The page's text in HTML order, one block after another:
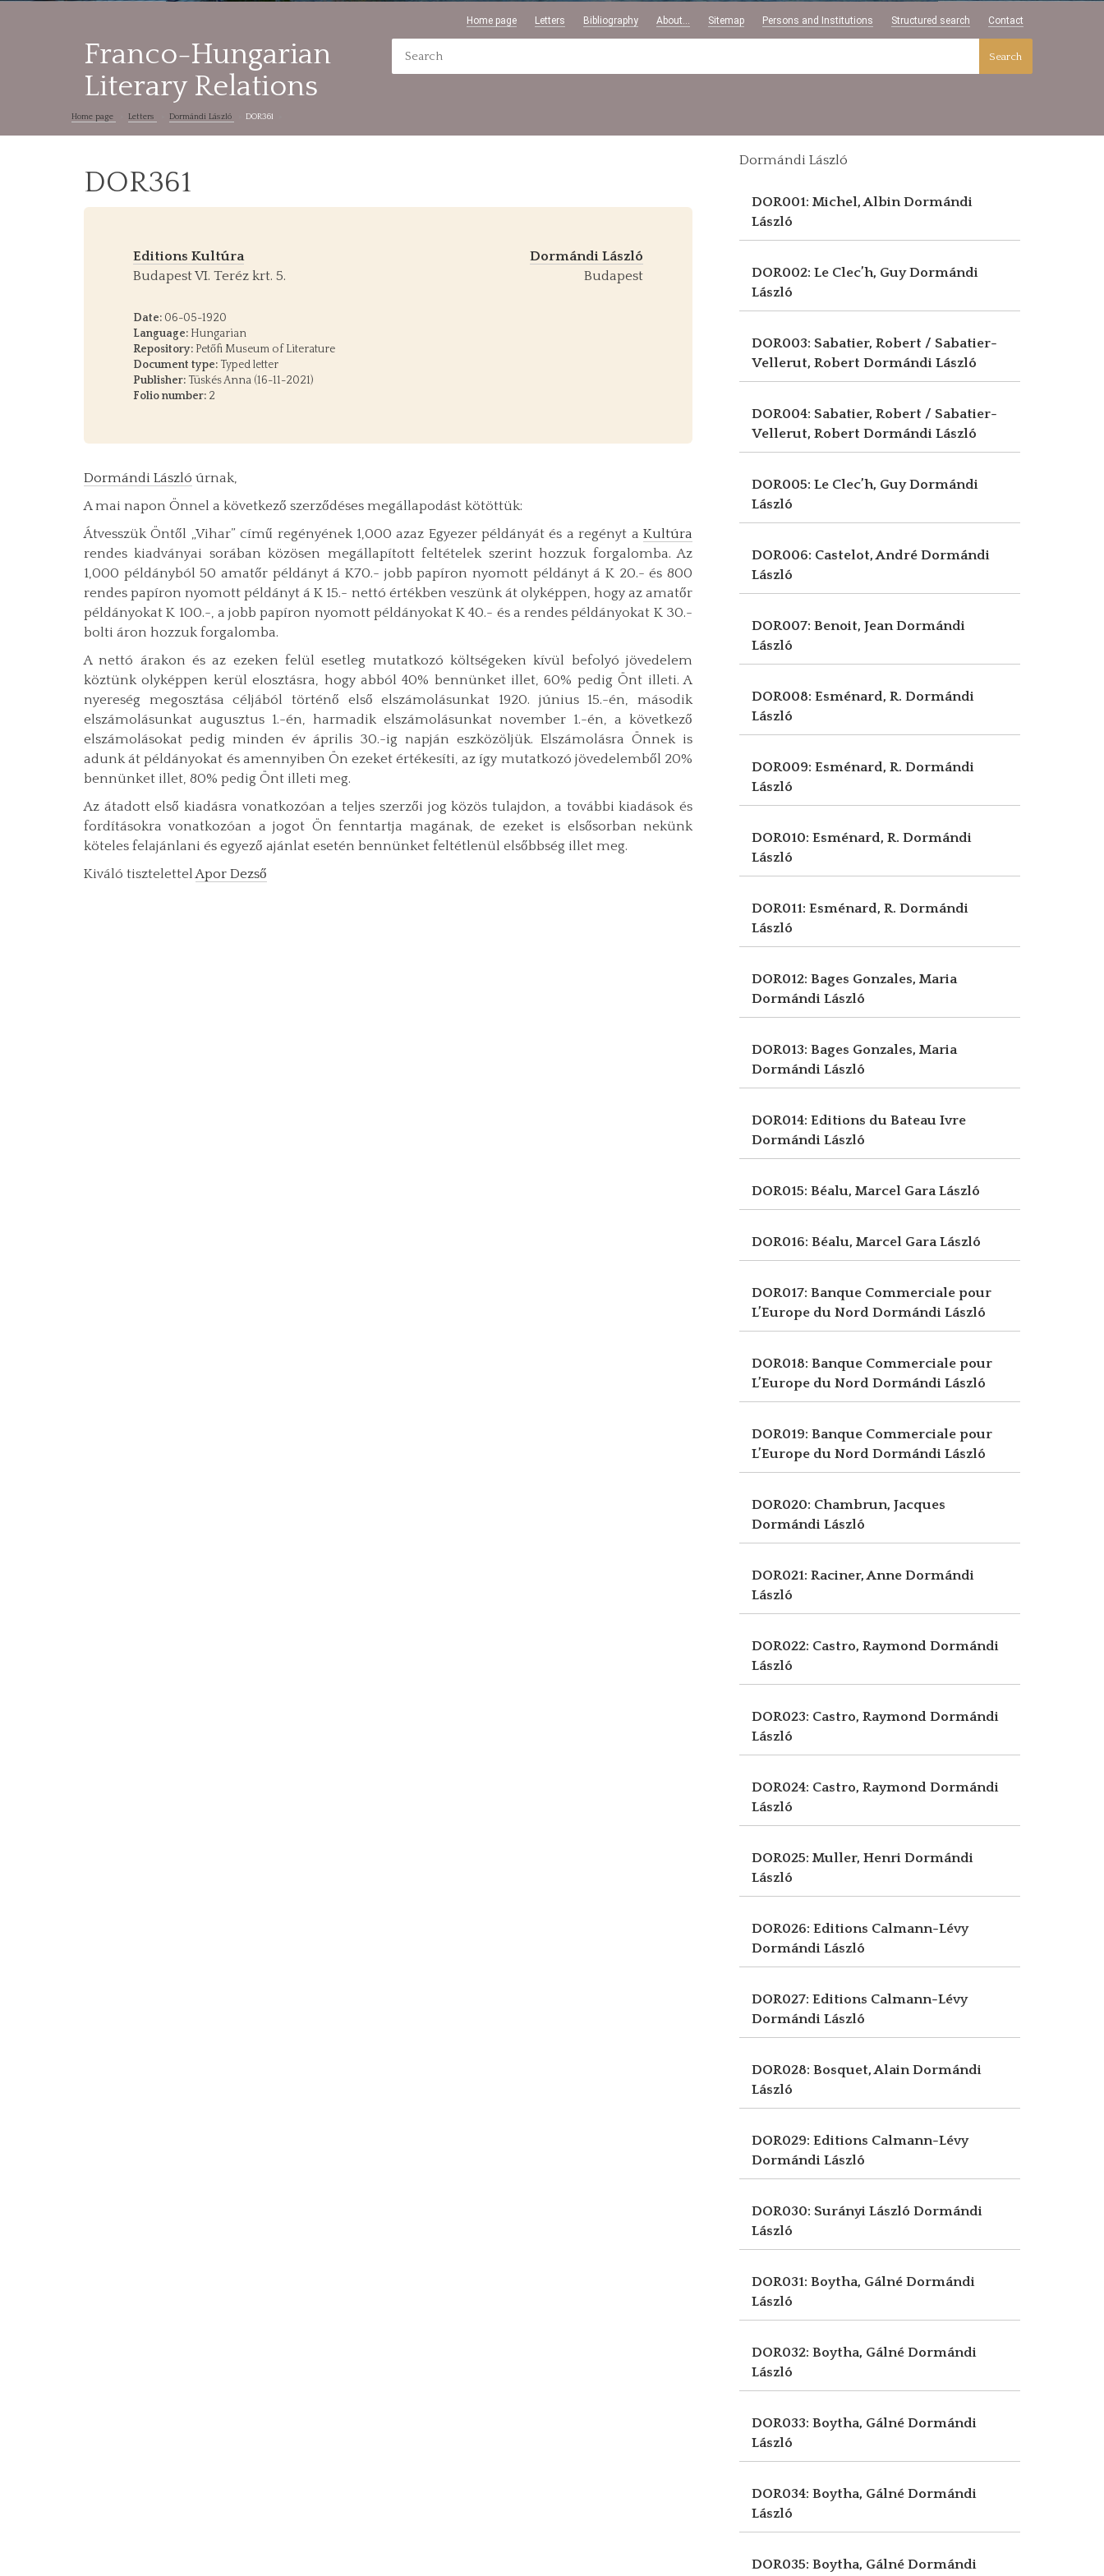
Home page Letters Bibliography About... Sitemap Persons and Institutions Structured search Contact
Franco-Hungarian
Literary Relations
Search
Home page Letters Dormándi László DOR361
DOR361
Editions Kultúra
Dormándi László
Budapest VI. Teréz krt. 5.
Budapest
Date: 06-05-1920
Language: Hungarian
Repository: Petőfi Museum of Literature
Document type: Typed letter
Publisher: Tüskés Anna (16-11-2021)
Folio number: 2
Dormándi László úrnak,
A mai napon Önnel a következő szerződéses megállapodást kötöttük:
Átvesszük Öntől „Vihar” című regényének 1,000 azaz Egyezer példányát és a regényt a Kultúra
rendes kiadványai sorában közösen megállapított feltételek szerint hozzuk forgalomba. Az
1,000 példányból 50 amatőr példányt á K70.- jobb papíron nyomott példányt á K 20.- és 800
rendes papíron nyomott példányt á K 15.- nettó értékben veszünk át olyképpen, hogy az amatőr
példányokat K 100.-, a jobb papíron nyomott példányokat K 40.- és a rendes példányokat K 30.-
bolti áron hozzuk forgalomba.
A nettó árakon és az ezeken felül esetleg mutatkozó költségeken kívül befolyó jövedelem
köztünk olyképpen kerül elosztásra, hogy abból 40% bennünket illet, 60% pedig Önt illeti. A
nyereség megosztása céljából történő első elszámolásunkat 1920. június 15.-én, második
elszámolásunkat augusztus 1.-én, harmadik elszámolásunkat november 1.-én, a következő
elszámolásokat pedig minden év április 30.-ig napján eszközöljük. Elszámolásra Önnek is
adunk át példányokat és amennyiben Ön ezeket értékesíti, az így mutatkozó jövedelemből 20%
bennünket illet, 80% pedig Önt illeti meg.
Az átadott első kiadásra vonatkozóan a teljes szerzői jog közös tulajdon, a további kiadások és
fordításokra vonatkozóan a jogot Ön fenntartja magának, de ezeket is elsősorban nekünk
köteles felajánlani és egyező ajánlat esetén bennünket feltétlenül elsőbbség illet meg.
Kiváló tisztelettelApor Dezső
Dormándi László
DOR001: Michel, AlbinDormándi
László
DOR002: Le Clec’h, GuyDormándi
László
DOR003: Sabatier, Robert / Sabatier-
Vellerut, Robert Dormándi László
DOR004: Sabatier, Robert / Sabatier-
Vellerut, Robert Dormándi László
DOR005: Le Clec’h, GuyDormándi
László
DOR006: Castelot, André Dormándi
László
DOR007: Benoit, JeanDormándi
László
DOR008: Esménard, R. Dormándi
László
DOR009: Esménard, R. Dormándi
László
DOR010: Esménard, R. Dormándi
László
DOR011: Esménard, R. Dormándi
László
DOR012: Bages Gonzales, Maria
Dormándi László
DOR013: Bages Gonzales, Maria
Dormándi László
DOR014: Editions du Bateau Ivre
Dormándi László
DOR015: Béalu, Marcel Gara László
DOR016: Béalu, Marcel Gara László
DOR017: Banque Commerciale pour
L’Europe du Nord Dormándi László
DOR018: Banque Commerciale pour
L’Europe du Nord Dormándi László
DOR019: Banque Commerciale pour
L’Europe du Nord Dormándi László
DOR020: Chambrun, Jacques
Dormándi László
DOR021: Raciner, Anne Dormándi
László
DOR022: Castro, Raymond Dormándi
László
DOR023: Castro, Raymond Dormándi
László
DOR024: Castro, Raymond Dormándi
László
DOR025: Muller, Henri Dormándi
László
DOR026: Editions Calmann-Lévy
Dormándi László
DOR027: Editions Calmann-Lévy
Dormándi László
DOR028: Bosquet, AlainDormándi
László
DOR029: Editions Calmann-Lévy
Dormándi László
DOR030: Surányi László Dormándi
László
DOR031: Boytha, Gálné Dormándi
László
DOR032: Boytha, Gálné Dormándi
László
DOR033: Boytha, Gálné Dormándi
László
DOR034: Boytha, Gálné Dormándi
László
DOR035: Boytha, Gálné Dormándi